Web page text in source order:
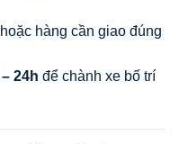
hàng cần giao đúng
24h để chành xe bố trí